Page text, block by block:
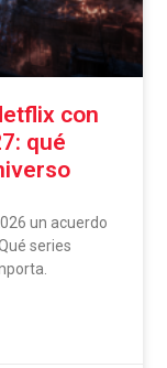
con
qué
un acuerdo
series